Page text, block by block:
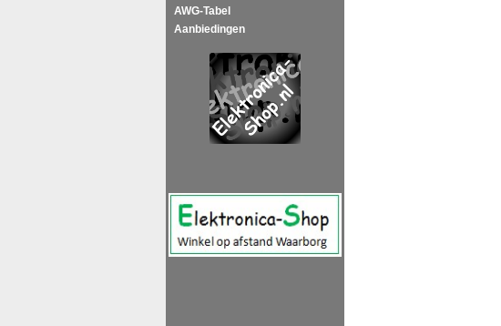
AWG-Tabel
Aanbiedingen